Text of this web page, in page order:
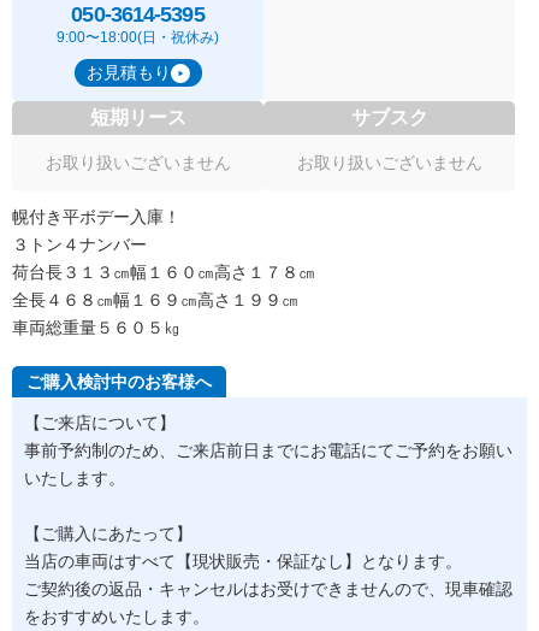
050-3614-5395
9:00〜18:00(日・祝休み)
お見積もり
短期リース
お取り扱いございません
サブスク
お取り扱いございません
幌付き平ボデー入庫！
３トン４ナンバー
荷台長３１３㎝幅１６０㎝高さ１７８㎝
全長４６８㎝幅１６９㎝高さ１９９㎝
車両総重量５６０５㎏
ご購入検討中のお客様へ
【ご来店について】
事前予約制のため、ご来店前日までにお電話にてご予約をお願い
いたします。
【ご購入にあたって】
当店の車両はすべて【現状販売・保証なし】となります。
ご契約後の返品・キャンセルはお受けできませんので、現車確認
をおすすめいたします。